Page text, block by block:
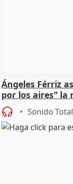
Ángeles Férriz
por los aires" la
SMA
Sonido